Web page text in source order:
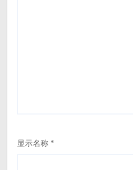
显示名称 *